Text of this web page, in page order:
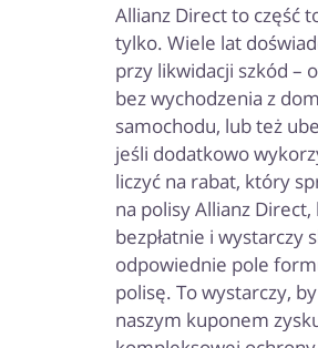
Allianz Direct to część
tylko. Wiele lat
przy likwidacji szkód –
bez wychodzenia z
samochodu, lub też
jeśli dodatkowo
liczyć na rabat, który
na polisy Allianz
bezpłatnie i wystarczy
odpowiednie pole
polisę. To wystarczy,
naszym kuponem